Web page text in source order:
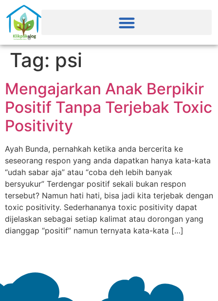
Tag: psi
Mengajarkan Anak Berpikir
Positif Tanpa Terjebak Toxic
Positivity
Ayah Bunda, pernahkah ketika anda bercerita ke
seseorang respon yang anda dapatkan hanya kata-kata
“udah sabar aja” atau “coba deh lebih banyak
bersyukur” Terdengar positif sekali bukan respon
tersebut? Namun hati hati, bisa jadi kita terjebak dengan
toxic positivity. Sederhananya toxic positivity dapat
dijelaskan sebagai setiap kalimat atau dorongan yang
dianggap “positif” namun ternyata kata-kata […]